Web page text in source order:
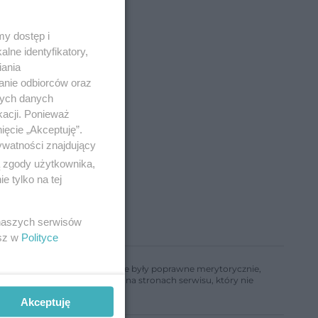
informacje w nim zawarte były poprawne merytorycznie,
informacji zamieszczonych na stronach serwisu, który nie
dostęp i
identyfikatory,
odbiorców oraz
danych
Ponieważ
„Akceptuję”.
znajdujący
użytkownika,
tylko na tej
serwisów
w Polityce
Akceptuję